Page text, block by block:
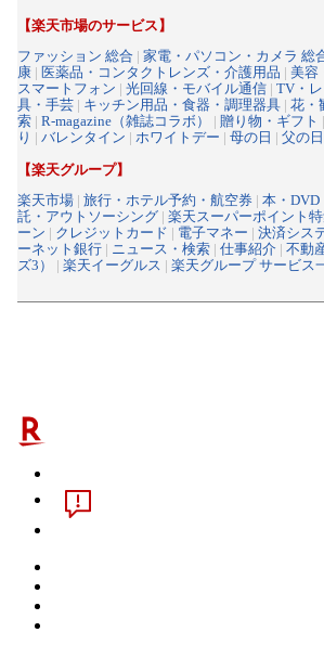
【楽天市場のサービス】
ファッション 総合 | 家電・パソコン・カメラ 総
康 | 医薬品・コンタクトレンズ・介護用品 | 美容
スマートフォン | 光回線・モバイル通信 | TV・
具・手芸 | キッチン用品・食器・調理器具 | 花・
索 | R-magazine（雑誌コラボ） | 贈り物・ギフト |
り | バレンタイン | ホワイトデー | 母の日 | 父の日
【楽天グループ】
楽天市場 | 旅行・ホテル予約・航空券 | 本・DVD
託・アウトソーシング | 楽天スーパーポイント
ーン | クレジットカード | 電子マネー | 決済シス
ーネット銀行 | ニュース・検索 | 仕事紹介 | 不動
ズ3）
| 楽天イーグルス | 楽天グループ サービス